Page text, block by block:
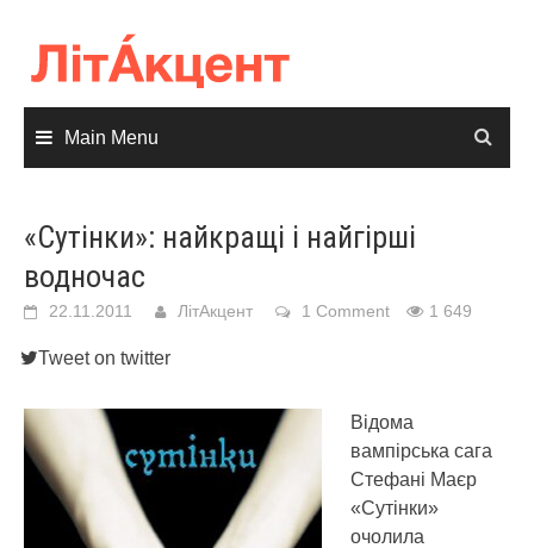
content
Main Menu
«Сутінки»: найкращі і найгірші
водночас
22.11.2011 ЛітАкцент 1 Comment 1 649
Tweet on twitter
Відома
вампірська сага
Стефані Маєр
«Сутінки»
очолила